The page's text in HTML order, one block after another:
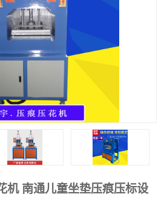
机 南通儿童坐垫压痕压标设